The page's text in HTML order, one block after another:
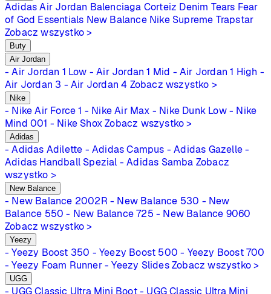
Adidas Air Jordan Balenciaga Corteiz Denim Tears Fear
of God Essentials New Balance Nike Supreme Trapstar
Zobacz wszystko >
Buty
Air Jordan
- Air Jordan 1 Low - Air Jordan 1 Mid - Air Jordan 1 High -
Air Jordan 3 - Air Jordan 4 Zobacz wszystko >
Nike
- Nike Air Force 1 - Nike Air Max - Nike Dunk Low - Nike
Mind 001 - Nike Shox Zobacz wszystko >
Adidas
- Adidas Adilette - Adidas Campus - Adidas Gazelle -
Adidas Handball Spezial - Adidas Samba Zobacz
wszystko >
New Balance
- New Balance 2002R - New Balance 530 - New
Balance 550 - New Balance 725 - New Balance 9060
Zobacz wszystko >
Yeezy
- Yeezy Boost 350 - Yeezy Boost 500 - Yeezy Boost 700
- Yeezy Foam Runner - Yeezy Slides Zobacz wszystko >
UGG
- UGG Classic Ultra Mini Boot - UGG Classic Ultra Mini